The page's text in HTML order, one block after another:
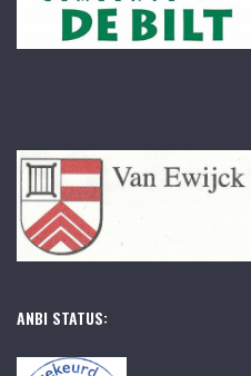
ANBI STATUS: